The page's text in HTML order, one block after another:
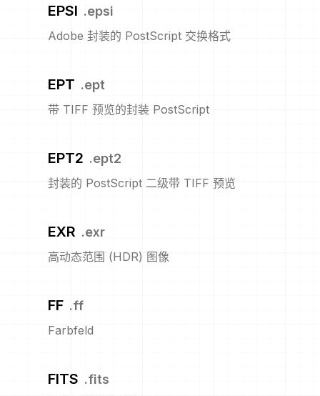
EPSI .epsi
Adobe 封装的 PostScript 交换格式
EPT .ept
带 TIFF 预览的封装 PostScript
EPT2 .ept2
封装的 PostScript 二级带 TIFF 预览
EXR .exr
高动态范围 (HDR) 图像
FF .ff
Farbfeld
FITS .fits